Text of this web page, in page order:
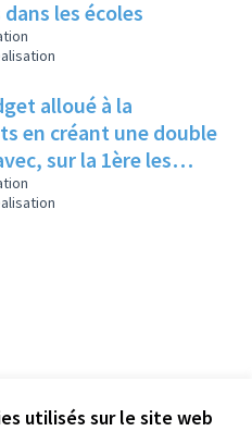
utilisés sur le site web
les écoles
alloué à la
en créant une double
sur la 1ère les
dépenses associées,
être fait avec